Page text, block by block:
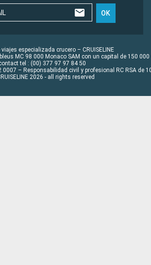
OK
especializada crucero – CRUISELINE
MC 98 000 Monaco SAM con un capital de 150 000
tel : (00) 377 97 97 84 50
– Responsabilidad civil y profesional RC RSA de
2026 - all rights reserved